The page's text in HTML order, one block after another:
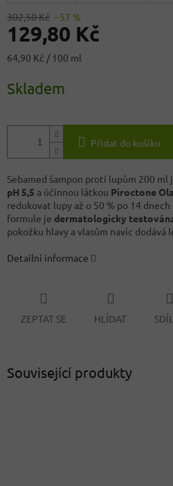
302,50 Kč –57 %
129,80 Kč
Měrná
64,90 Kč / 100 ml
Skladem
Přidat do košíku
Sebamed šampon proti lupům 200
pH 5,5 a účinnou látkou Piroctone
redukovat lupy až o 50 % po 14
formule je dermatologicky
pokožku hlavy a vlasům navíc dodává
Detailní informace
ZEPTAT SE HLÍDAT
Související produkty